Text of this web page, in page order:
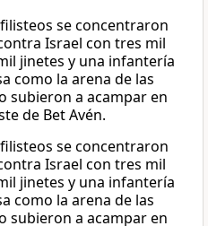
se concentraron
Israel con tres mil
jinetes y una infantería
como la arena de las
subieron a acampar en
de Bet Avén.
se concentraron
Israel con tres mil
jinetes y una infantería
como la arena de las
subieron a acampar en